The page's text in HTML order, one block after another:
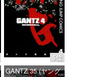
5位
価格：¥100
GANTZ 35 (ヤング